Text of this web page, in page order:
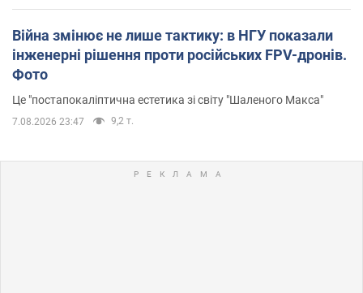
Війна змінює не лише тактику: в НГУ показали
інженерні рішення проти російських FPV-дронів.
Фото
Це "постапокаліптична естетика зі світу "Шаленого Макса"
7.08.2026 23:47 9,2 т.